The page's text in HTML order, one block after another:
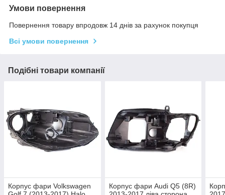
Умови повернення
Повернення товару впродовж 14 днів за рахунок покупця
Всі умови повернення
Подібні товари компанії
Корпус фари Volkswagen
Корпус фари Audi Q5 (8R)